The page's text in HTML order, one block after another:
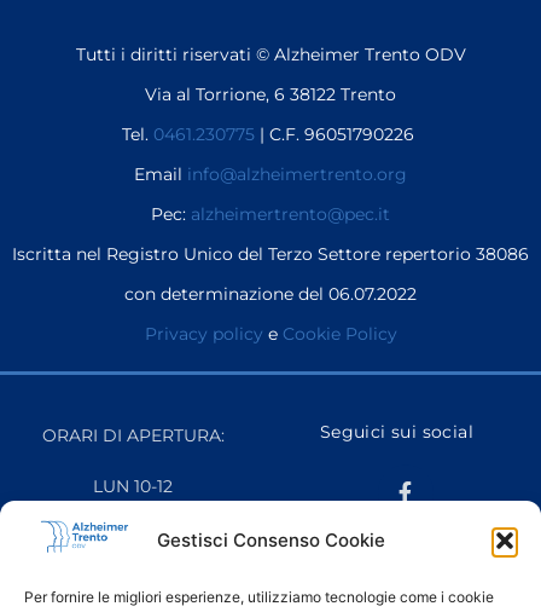
Gestisci Consenso Cookie
Per fornire le migliori esperienze, utilizziamo tecnologie come i cookie
Tutti i diritti riservati © Alzheimer Trento ODV
Via al Torrione, 6 38122 Trento
Tel. 0461.230775 | C.F. 96051790226
Email info@alzheimertrento.org
Pec: alzheimertrento@pec.it
Iscritta nel Registro Unico del Terzo Settore repertorio 38086
con determinazione del 06.07.2022
Privacy policy e Cookie Policy
ORARI DI APERTURA:
LUN 10-12
MER CHIUSO
VEN 10-12
Seguici sui social